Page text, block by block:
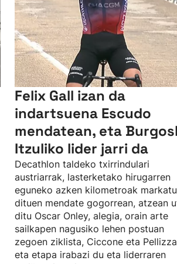
Felix Gall izan da
indartsuena Escudo
mendatean, eta
Itzuliko lider jarri da
Decathlon taldeko txirrindulari
austriarrak, lasterketako hirugarren
eguneko azken kilometroak markatu
dituen mendate gogorrean, atzean
ditu Oscar Onley, alegia, orain arte
sailkapen nagusiko lehen postuan
zegoen ziklista, Ciccone eta
eta etapa irabazi du eta liderraren